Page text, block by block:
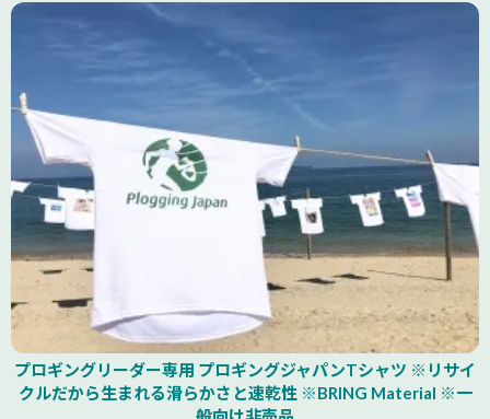
プロギングリーダー専用 プロギングジャパンTシャツ ※リサイ
クルだから生まれる滑らかさと速乾性 ※BRING Material ※一